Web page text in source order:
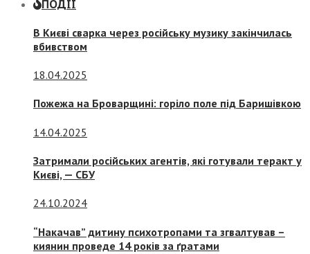
ПОДІЇ
В Києві сварка через російську музику закінчилась
вбивством
18.04.2025
Пожежа на Броварщині: горіло поле під Баришівкою
14.04.2025
Затримали російських агентів, які готували теракт у
Києві, — СБУ
24.10.2024
“Накачав” дитину психотропами та згвалтував –
киянин проведе 14 років за ґратами